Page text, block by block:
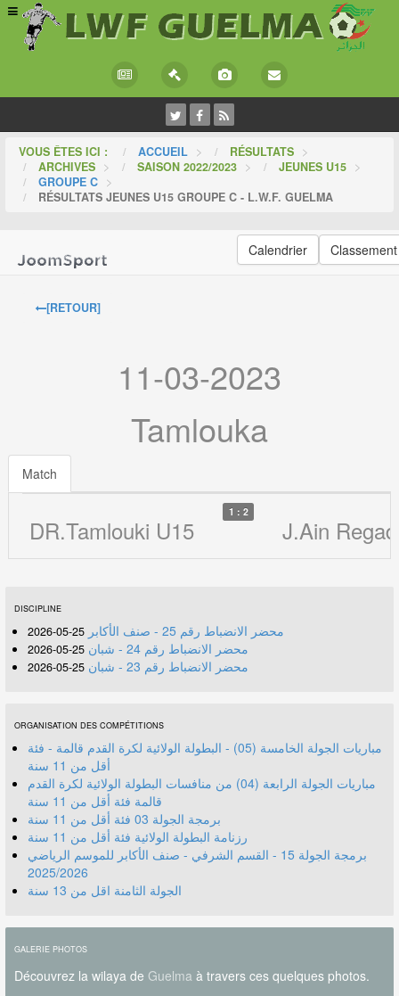
VOUS ÊTES ICI : ACCUEIL > RÉSULTATS >
ARCHIVES > SAISON 2022/2023 > JEUNES U15 >
GROUPE C >
RÉSULTATS JEUNES U15 GROUPE C - L.W.F. GUELMA
Calendrier Classement
[RETOUR]
11-03-2023
Tamlouka
Match
DR.Tamlouki U15
1 : 2
J.Ain
DISCIPLINE
محضر الانضباط رقم 25 - صنف الأكابر 25-05-2026
محضر الانضباط رقم 24 - شبان 25-05-2026
محضر الانضباط رقم 23 - شبان 25-05-2026
ORGANISATION DES COMPÉTITIONS
مباريات الجولة الخامسة (05) - البطولة الولائية لكرة القدم قالمة - فئة
أقل من 11 سنة
مباريات الجولة الرابعة (04) من منافسات البطولة الولائية لكرة القدم
قالمة فئة أقل من 11 سنة
برمجة الجولة 03 فئة أقل من 11 سنة
رزنامة البطولة الولائية فئة أقل من 11 سنة
برمجة الجولة 15 - القسم الشرفي - صنف الأكابر للموسم الرياضي
2025/2026
الجولة الثامنة اقل من 13 سنة
GALERIE PHOTOS
Découvrez la wilaya de Guelma à travers ces quelques photos.